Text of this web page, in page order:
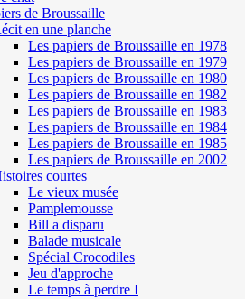
de Broussaille
en une planche
Les papiers de Broussaille en 1978
Les papiers de Broussaille en 1979
Les papiers de Broussaille en 1980
Les papiers de Broussaille en 1982
Les papiers de Broussaille en 1983
Les papiers de Broussaille en 1984
Les papiers de Broussaille en 1985
Les papiers de Broussaille en 2002
courtes
Le vieux musée
Pamplemousse
Bill a disparu
Balade musicale
Spécial Crocodiles
Jeu d'approche
Le temps à perdre I